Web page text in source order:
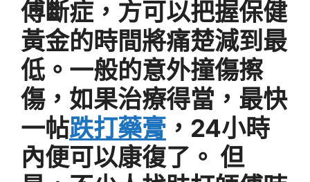
傅斷症，方可以把握保健
黃金的時間將痛楚減到最
低。一般的意外撞傷擦
傷，如果治療得當，最快
一帖跌打藥膏 ，24小時
內便可以康復了。 但